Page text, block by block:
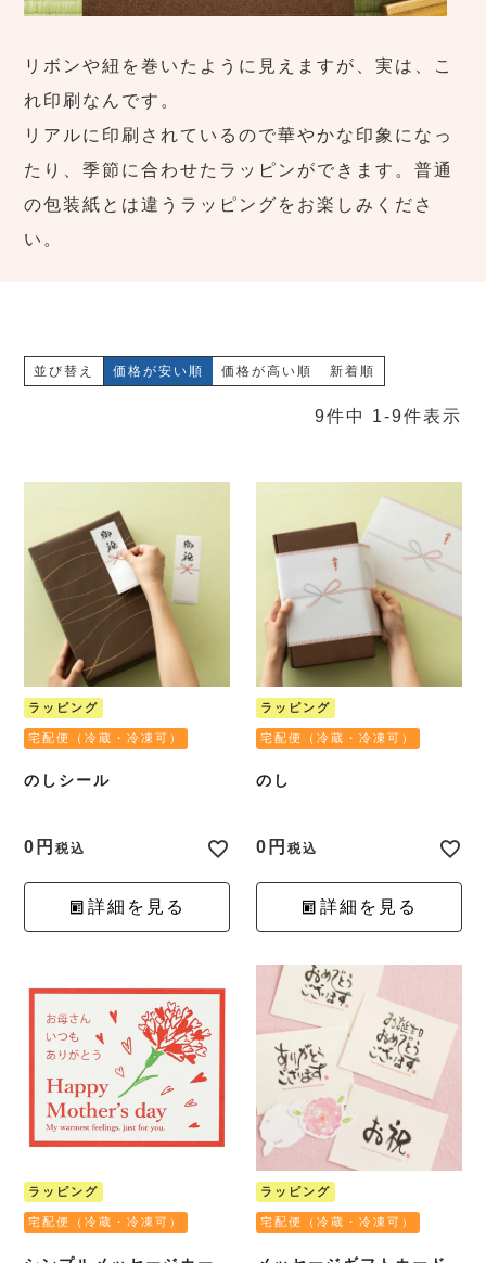
リボンや紐を巻いたように見えますが、実は、こ
れ印刷なんです。
リアルに印刷されているので華やかな印象になっ
たり、季節に合わせたラッピンができます。普通
の包装紙とは違うラッピングをお楽しみくださ
い。
並び替え 価格が安い順 価格が高い順 新着順
9件中 1-9件表示
ラッピング
宅配便（冷蔵・冷凍可）
のしシール
0 税込
詳細を見る
ラッピング
宅配便（冷蔵・冷凍可）
のし
0 税込
詳細を見る
ラッピング
宅配便（冷蔵・冷凍可）
ラッピング
宅配便（冷蔵・冷凍可）